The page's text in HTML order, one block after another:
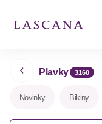
Plavky 3160
Novinky Bikiny